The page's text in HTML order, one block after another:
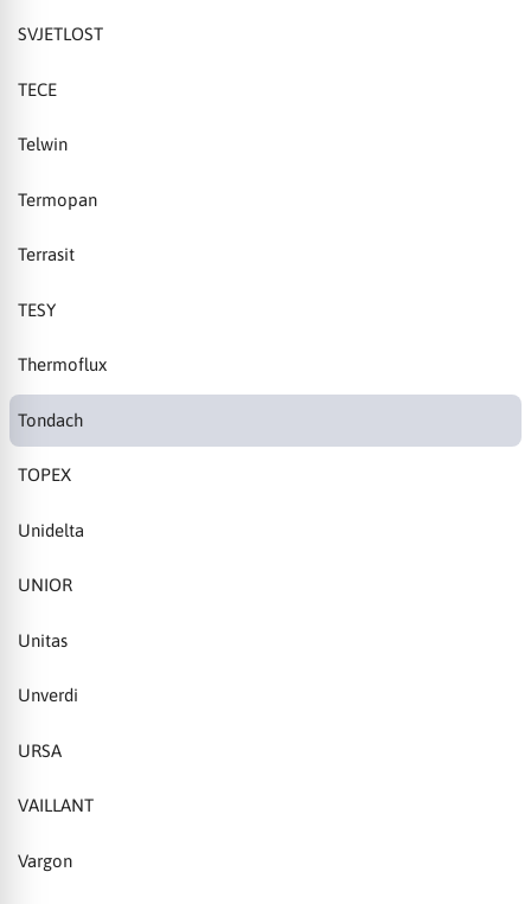
SVJETLOST
TECE
Telwin
Termopan
Terrasit
TESY
Thermoflux
Tondach
TOPEX
Unidelta
UNIOR
Unitas
Unverdi
URSA
VAILLANT
Vargon